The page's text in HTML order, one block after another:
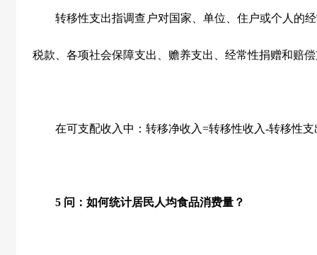
转移性支出指调查户对国家、单位、住户或个人的
税款、各项社会保障支出、赡养支出、经常性捐赠和赔
在可支配收入中：转移净收入=转移性收入-转移性支
5 问：如何统计居民人均食品消费量？